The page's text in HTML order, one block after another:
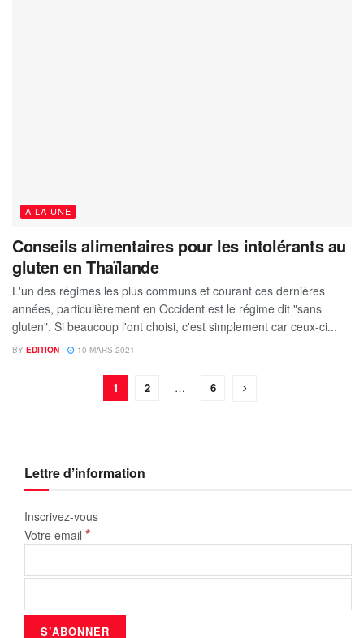
A LA UNE
Conseils alimentaires pour les intolérants au
gluten en Thaïlande
L'un des régimes les plus communs et courant ces dernières
années, particulièrement en Occident est le régime dit "sans
gluten". Si beaucoup l'ont choisi, c'est simplement car ceux-ci...
BY EDITION 10 MARS 2021
1 2 … 6
Lettre d’information
Inscrivez-vous
Votre email *